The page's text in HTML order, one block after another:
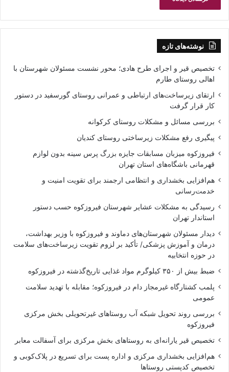
نوشته‌های تازه
تخصیص قیر و اجرای طرح هادی؛ محور نشست مسئولان شهرستان با
اهالی روستای طارم
ارتقای زیرساخت‌های ارتباطی و عمرانی روستای گورسفید در دستور
کار قرار گرفت
بررسی مسائل و مشکلات روستای کرکوانه
پیگیری رفع مشکلات زیرساختی روستای کندیان
فیروزکوه میزبان مسابقات جایزه بزرگ پرس سینه بدون لوازم
قهرمانی باشگاه‌های استان تهران
هم‌افزایی بخشداری و انتظامی ارجمند برای تقویت امنیت و
خدمت‌رسانی
رسیدگی به مشکلات عشایر شهرستان فیروزکوه حسب دستور
استاندار تهران
دیدار مسئولان شهرستان‌های دماوند و فیروزکوه با وزیر بهداشت،
درمان و آموزش پزشکی/ تأکید بر لزوم تقویت زیرساخت‌های سلامت
در حوزه انتخابیه
ضبط بیش از ۳۵۰ کیلوگرم مواد غذایی تاریخ‌گذشته در فیروزکوه
پلمب کشتارگاه غیرمجاز دام در فیروزکوه؛ مقابله با تهدید سلامت
عمومی
بررسی روند تحویل شبکه آب روستاهای غیرتحویلی بخش مرکزی
فیروزکوه
تخصیص قیر یارانه‌ای به روستاهای بخش مرکزی برای آسفالت معابر
هم‌افزایی بخشداری مرکزی و اداره پست برای تسریع در پلاک‌کوبی و
تخصیص کدپستی روستاها